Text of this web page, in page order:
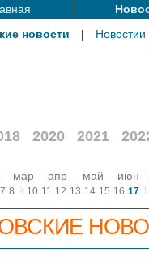
новости
|
2020 2021
мар апр май июн
7 8 9 10 11 12 13 14 15 16 17